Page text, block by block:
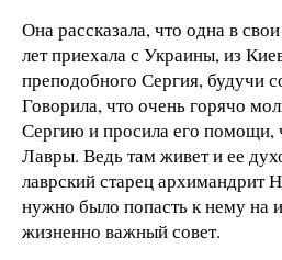
Она рассказала, что одна в
лет приехала с Украины, из
преподобного Сергия, будучи
Говорила, что очень горячо
Сергию и просила его помощи,
Лавры. Ведь там живет и ее
лаврский старец архимандрит
нужно было попасть к нему на
жизненно важный совет.